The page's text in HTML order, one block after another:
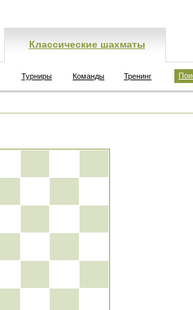
Классические шахматы
Турниры Команды Тренинг